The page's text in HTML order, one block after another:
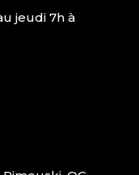
jeudi 7h à